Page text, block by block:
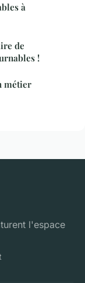
à
de
!
métier
l'espace